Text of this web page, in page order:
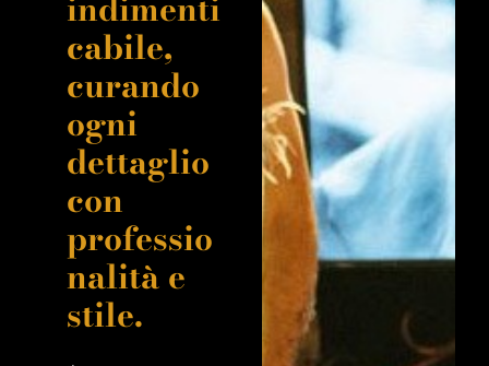
cabile,
curando
ogni
dettaglio
con
professio
nalità e
stile.